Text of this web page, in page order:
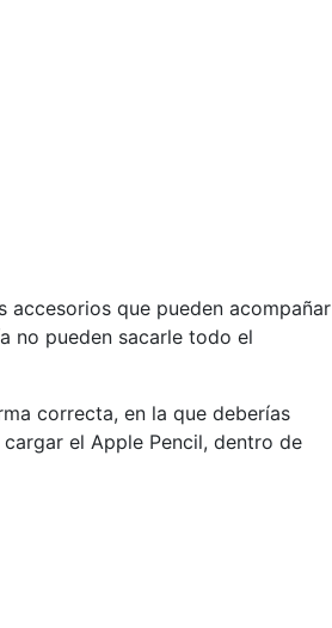
que pueden acompañar
no pueden sacarle todo el
correcta, en la que deberías
el Apple Pencil, dentro de